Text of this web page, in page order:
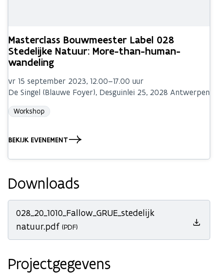
Masterclass Bouwmeester Label 028
Stedelijke Natuur: More-than-human-
wandeling
vr 15 september 2023, 12.00–17.00 uur
De Singel (Blauwe Foyer), Desguinlei 25, 2028 Antwerpen
Workshop
BEKIJK EVENEMENT
Downloads
028_20_1010_Fallow_GRUE_stedelijk
natuur.pdf (PDF)
Projectgegevens